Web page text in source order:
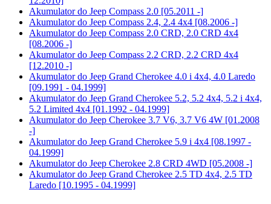
Akumulator do Jeep Compass 2.0 [05.2011 -]
Akumulator do Jeep Compass 2.4, 2.4 4x4 [08.2006 -]
Akumulator do Jeep Compass 2.0 CRD, 2.0 CRD 4x4
[08.2006 -]
Akumulator do Jeep Compass 2.2 CRD, 2.2 CRD 4x4
[12.2010 -]
Akumulator do Jeep Grand Cherokee 4.0 i 4x4, 4.0 Laredo
[09.1991 - 04.1999]
Akumulator do Jeep Grand Cherokee 5.2, 5.2 4x4, 5.2 i 4x4,
5.2 Limited 4x4 [01.1992 - 04.1999]
Akumulator do Jeep Cherokee 3.7 V6, 3.7 V6 4W [01.2008
-]
Akumulator do Jeep Grand Cherokee 5.9 i 4x4 [08.1997 -
04.1999]
Akumulator do Jeep Cherokee 2.8 CRD 4WD [05.2008 -]
Akumulator do Jeep Grand Cherokee 2.5 TD 4x4, 2.5 TD
Laredo [10.1995 - 04.1999]